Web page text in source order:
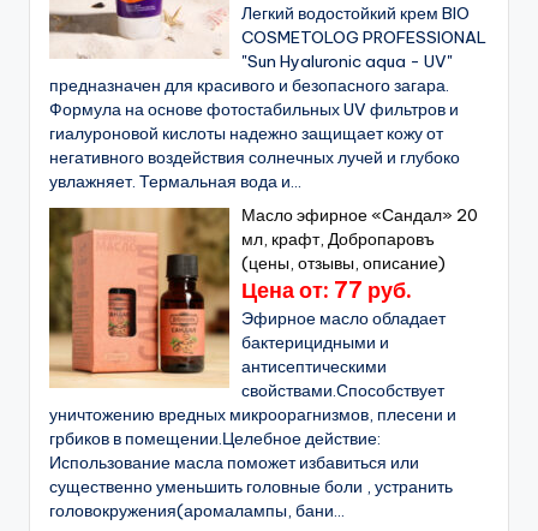
Легкий водостойкий крем BIO
COSMETOLOG PROFESSIONAL
"Sun Hyaluronic aqua - UV"
предназначен для красивого и безопасного загара.
Формула на основе фотостабильных UV фильтров и
гиалуроновой кислоты надежно защищает кожу от
негативного воздействия солнечных лучей и глубоко
увлажняет. Термальная вода и...
Масло эфирное «Сандал» 20
мл, крафт, Добропаровъ
(цены, отзывы, описание)
Цена от: 77 руб.
Эфирное масло обладает
бактерицидными и
антисептическими
свойствами.Способствует
уничтожению вредных микроорагнизмов, плесени и
грбиков в помещении.Целебное действие:
Использование масла поможет избавиться или
существенно уменьшить головные боли , устранить
головокружения(аромалампы, бани...